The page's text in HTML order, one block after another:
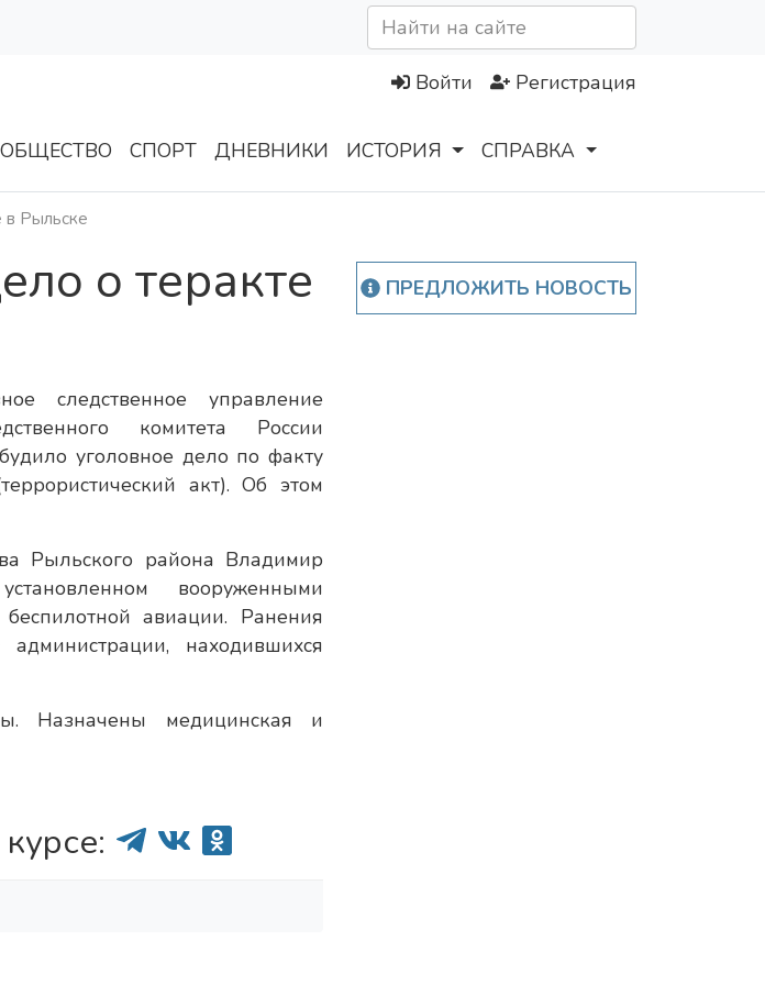
Войти Регистрация
ОБЩЕСТВО СПОРТ ДНЕВНИКИ ИСТОРИЯ СПРАВКА
в Рыльске
о теракте
следственное управление
комитета России
уголовное дело по факту
акт). Об этом
Рыльского района Владимир
вооруженными
авиации. Ранения
находившихся
Назначены медицинская и
ПРЕДЛОЖИТЬ НОВОСТЬ